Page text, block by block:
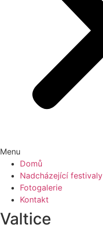
Menu
Domů
Nadcházející festivaly
Fotogalerie
Kontakt
Valtice